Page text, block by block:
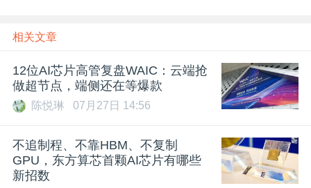
相关文章
12位AI芯片高管复盘WAIC：云端抢
做超节点，端侧还在等爆款
陈悦琳 07月27日 14:56
不追制程、不靠HBM、不复制
GPU，东方算芯首颗AI芯片有哪些
新招数